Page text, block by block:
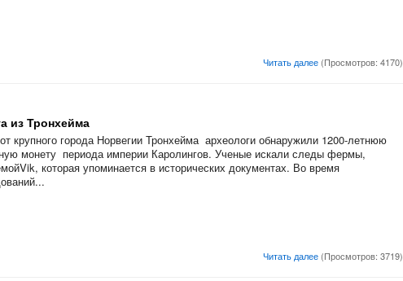
Читать далее (Просмотров: 4170)
из Тронхейма
крупного города Норвегии Тронхейма археологи обнаружили 1200-летнюю
монету периода империи Каролингов. Ученые искали следы фермы,
Vik, которая упоминается в исторических документах. Во время
Читать далее (Просмотров: 3719)